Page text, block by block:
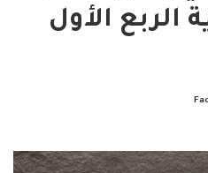
الربع الأول